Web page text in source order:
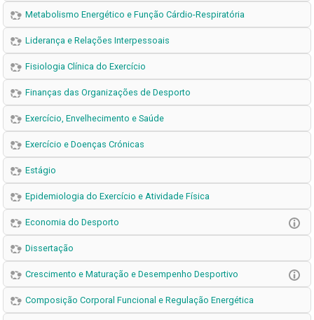
Metabolismo Energético e Função Cárdio-Respiratória
Liderança e Relações Interpessoais
Fisiologia Clínica do Exercício
Finanças das Organizações de Desporto
Exercício, Envelhecimento e Saúde
Exercício e Doenças Crónicas
Estágio
Epidemiologia do Exercício e Atividade Física
Economia do Desporto
Dissertação
Crescimento e Maturação e Desempenho Desportivo
Composição Corporal Funcional e Regulação Energética